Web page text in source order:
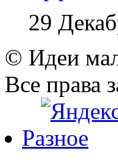
29
© Идеи
Все права
Разное